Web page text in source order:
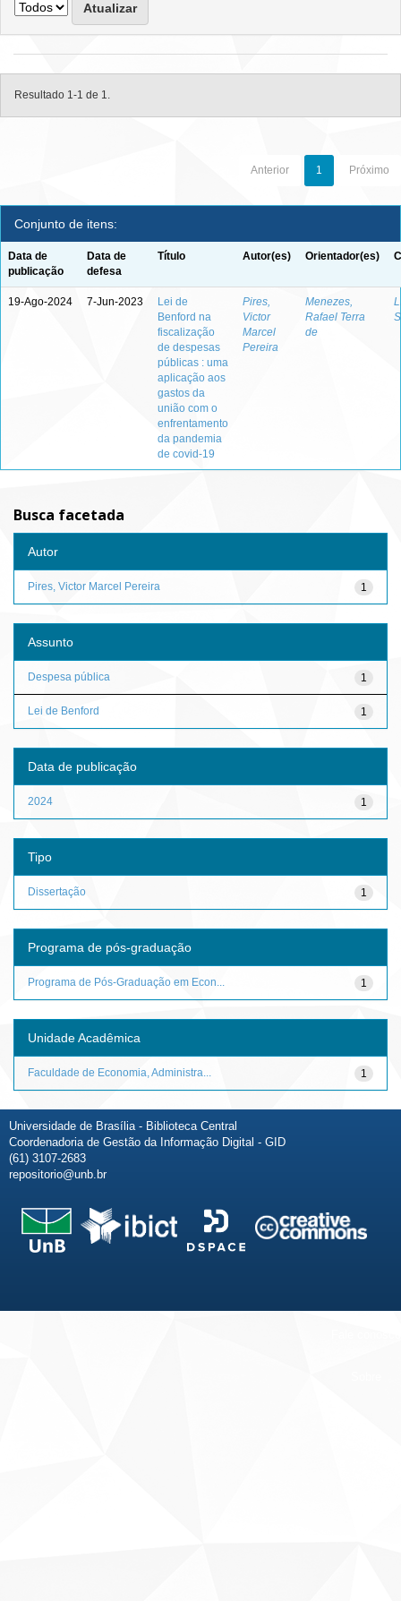
Resultado 1-1 de 1.
Anterior 1 Próximo
Conjunto de itens:
Data de
publicação
Data de
defesa
Título Autor(es) Orientador(es)
19-Ago-2024 7-Jun-2023
Lei de
Benford na
fiscalização
de despesas
públicas : uma
aplicação aos
gastos da
união com o
enfrentamento
da pandemia
de covid-19
Pires,
Victor
Marcel
Pereira
Menezes,
Rafael Terra
de
Busca facetada
Autor
1
Pires, Victor Marcel Pereira
Assunto
1
Despesa pública
1
Lei de Benford
Data de publicação
1
2024
Tipo
1
Dissertação
Programa de pós-graduação
1
Programa de Pós-Graduação em Econ...
Unidade Acadêmica
1
Faculdade de Economia, Administra...
Universidade de Brasília - Biblioteca Central
Coordenadoria de Gestão da Informação Digital - GID
(61) 3107-2683
repositorio@unb.br